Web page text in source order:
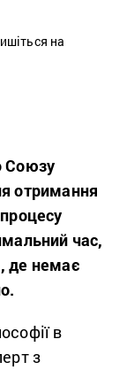
на
Союзу
отримання
час,
де немає
в
з